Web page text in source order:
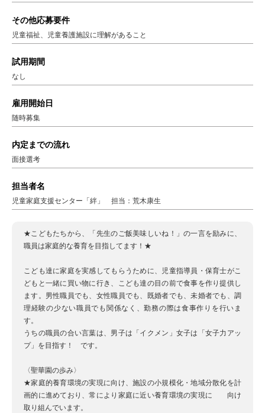
その他応募要件
児童福祉、児童養護施設に理解があること
試用期間
なし
雇用開始日
随時募集
内定までの流れ
面接選考
担当者名
児童家庭支援センター「絆」 担当：荒木康生
★こどもたちから、「先生のご飯美味しいね！」の一言を励みに、
職員は家庭的な養育を目指してます！★
こども達に家庭を実感してもらうために、児童指導員・保育士がこ
どもと一緒に買い物に行き、こども達の目の前で食事を作り提供し
ます。男性職員でも、女性職員でも、既婚者でも、未婚者でも、調
理経験の少ない職員でも関係なく、勤務の際は食事作りを行いま
す。
うちの職員の合い言葉は、男子は「イクメン」女子は「女子力アッ
プ」を目指す！ です。
〈聖華園の歩み〉
★家庭的養育環境の実現に向け、施設の小規模化・地域分散化を計
画的に進めており、常により家庭に近い養育環境の実現に 向け
取り組んでいます。